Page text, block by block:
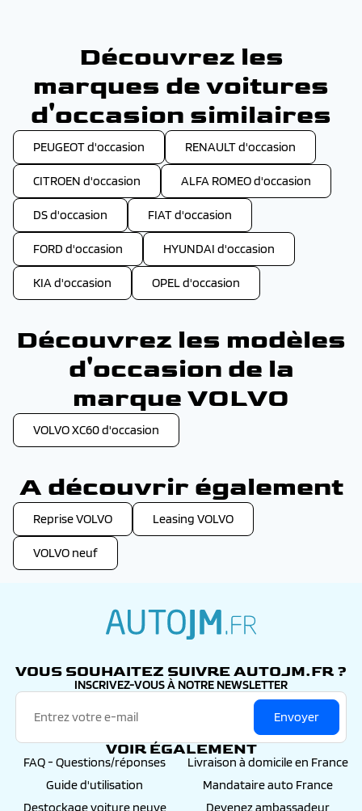
Découvrez les
marques de voitures
d'occasion similaires
PEUGEOT d'occasion RENAULT d'occasion
CITROEN d'occasion ALFA ROMEO d'occasion
DS d'occasion FIAT d'occasion
FORD d'occasion HYUNDAI d'occasion
KIA d'occasion OPEL d'occasion
Découvrez les modèles
d'occasion de la
marque VOLVO
VOLVO XC60 d'occasion
A découvrir également
Reprise VOLVO Leasing VOLVO
VOLVO neuf
VOUS SOUHAITEZ SUIVRE AUTOJM.FR ?
INSCRIVEZ-VOUS À NOTRE NEWSLETTER
Envoyer
VOIR ÉGALEMENT
FAQ - Questions/réponses
Livraison à domicile en France
Guide d'utilisation
Mandataire auto France
Destockage voiture neuve
Devenez ambassadeur